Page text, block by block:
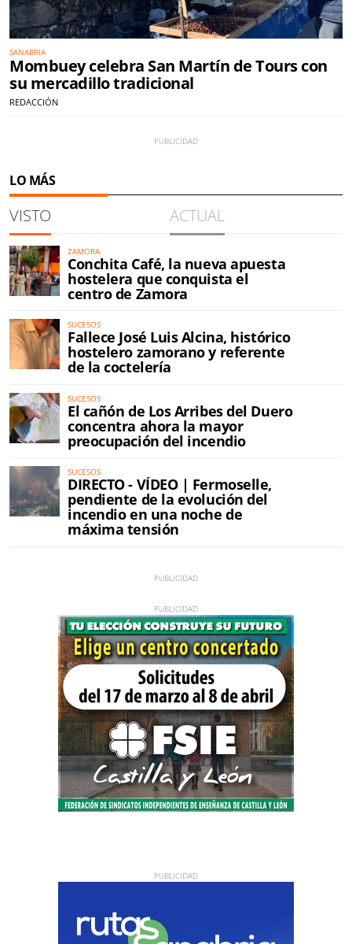
SANABRIA
Mombuey celebra San Martín de Tours con
su mercadillo tradicional
REDACCIÓN
LO MÁS
VISTO ACTUAL
ZAMORA
Conchita Café, la nueva apuesta
hostelera que conquista el
centro de Zamora
SUCESOS
Fallece José Luis Alcina, histórico
hostelero zamorano y referente
de la coctelería
SUCESOS
El cañón de Los Arribes del Duero
concentra ahora la mayor
preocupación del incendio
SUCESOS
DIRECTO - VÍDEO | Fermoselle,
pendiente de la evolución del
incendio en una noche de
máxima tensión